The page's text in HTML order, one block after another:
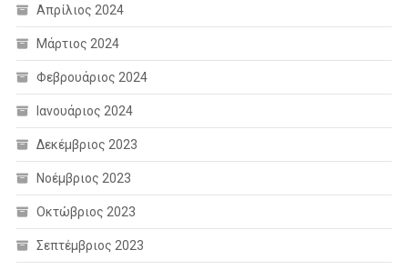
Απρίλιος 2024
Μάρτιος 2024
Φεβρουάριος 2024
Ιανουάριος 2024
Δεκέμβριος 2023
Νοέμβριος 2023
Οκτώβριος 2023
Σεπτέμβριος 2023